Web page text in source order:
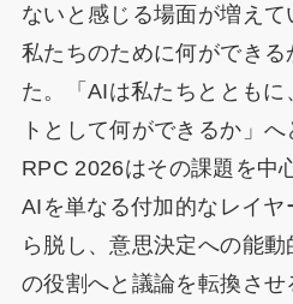
ないと感じる場面が増え
私たちのために何ができる
た。「AIは私たちととも
トとして何ができるか」へ
RPC 2026はその課題を中
AIを単なる付加的なレイ
ら脱し、意思決定への能
の役割へと議論を転換させ